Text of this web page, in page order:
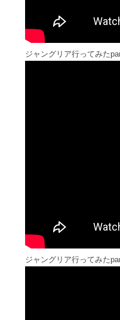
ジャングリア行ってみた
ジャングリア行ってみた